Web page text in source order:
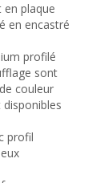
plaque
en encastré
profilé
sont
couleur
profil